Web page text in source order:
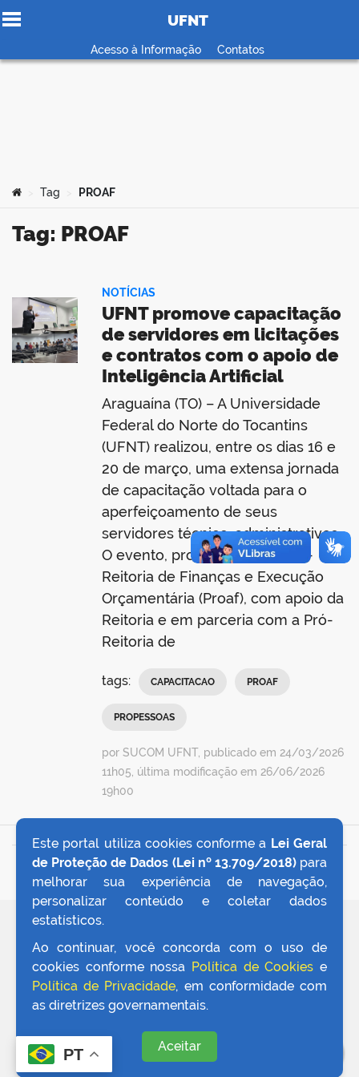
Ir para o conteúdo
UFNT
Acesso à Informação Contatos
Você está aqui:
Tag PROAF
Tag: PROAF
NOTÍCIAS
UFNT promove capacitação
de servidores em licitações
e contratos com o apoio de
Inteligência Artificial
Araguaína (TO) – A Universidade
Federal do Norte do Tocantins
(UFNT) realizou, entre os dias 16 e
20 de março, uma extensa jornada
de capacitação voltada para o
aperfeiçoamento de seus
servidores técnico-administrativos.
O evento, promovido pela Pró-
Reitoria de Finanças e Execução
Orçamentária (Proaf), com apoio da
Reitoria e em parceria com a Pró-
Reitoria de
tags: CAPACITACAO PROAF
PROPESSOAS
por SUCOM UFNT, publicado em 24/03/2026
11h05, última modificação em 26/06/2026
19h00
VOLTAR AO TOPO
Este portal utiliza cookies conforme a Lei Geral
de Proteção de Dados (Lei nº 13.709/2018)para
melhorar sua experiência de navegação,
personalizar conteúdo e coletar dados
estatísticos.
Ao continuar, você concorda com o uso de
cookies conforme nossa Política de Cookies e
Política de Privacidade, em conformidade com
as diretrizes governamentais.
Aceitar
PT